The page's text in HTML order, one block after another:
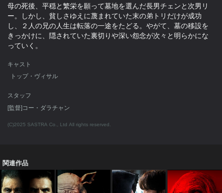
母の死後、平穏と繁栄を願って墓地を選んだ長男チェンと次男リ
ー。しかし、貧しさゆえに蔑まれていた末の弟トリだけが成功
し、２人の兄の人生は転落の一途をたどる。やがて、墓の移設を
きっかけに、隠されていた裏切りや深い怨念が次々と明らかにな
っていく。
キャスト
トップ・ヴィサル
スタッフ
[監督]コー・ダラチャン
(C)2025 SASTRA Co., Ltd All rights reserved.
関連作品